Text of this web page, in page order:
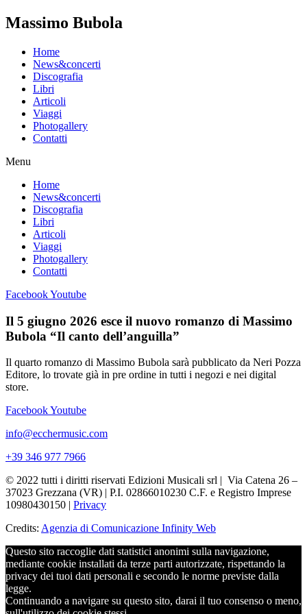
Massimo Bubola
Home
News&concerti
Discografia
Libri
Articoli
Viaggi
Photogallery
Contatti
Menu
Home
News&concerti
Discografia
Libri
Articoli
Viaggi
Photogallery
Contatti
FacebookYoutube
Il 5 giugno 2026 esce il nuovo romanzo di Massimo
Bubola “Il canto dell’anguilla”
Il quarto romanzo di Massimo Bubola sarà pubblicato da Neri Pozza
Editore, lo trovate già in pre ordine in tutti i negozi e nei digital
store.
FacebookYoutube
info@ecchermusic.com
+39 346 977 7966
© 2022 tutti i diritti riservati Edizioni Musicali srl | Via Catena 26 –
37023 Grezzana (VR) | P.I. 02866010230 C.F. e Registro Imprese
10980430150 | Privacy
Credits: Agenzia di Comunicazione Infinity Web
Questo sito raccoglie dati statistici anonimi sulla navigazione,
mediante cookie installati da terze parti autorizzate, rispettando la
privacy dei tuoi dati personali e secondo le norme previste dalla
legge.
Continuando a navigare su questo sito, darai il tuo consenso o meno,